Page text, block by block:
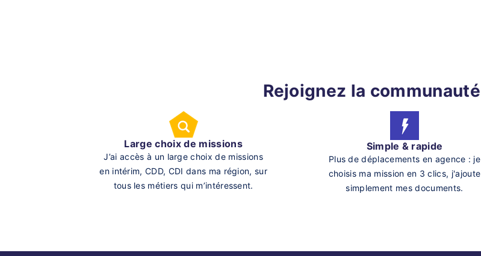
Rejoignez la communauté
Large choix de missions
J’ai accès à un large choix de missions
en intérim, CDD, CDI dans ma région, sur
tous les métiers qui m’intéressent.
Simple & rapide
Plus de déplacements en agence : je
choisis ma mission en 3 clics, j'ajoute
simplement mes documents.